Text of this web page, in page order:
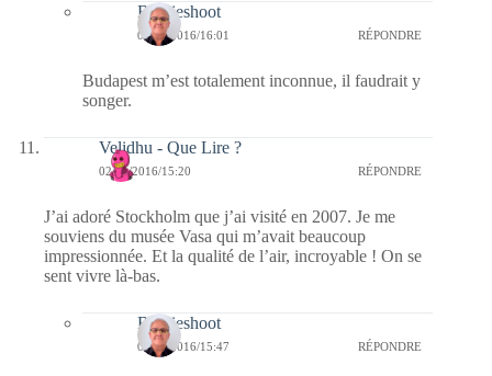
Bernieshoot
02/01/2016/16:01 RÉPONDRE
Budapest m’est totalement inconnue, il faudrait y
songer.
Velidhu - Que Lire ?
02/01/2016/15:20 RÉPONDRE
J’ai adoré Stockholm que j’ai visité en 2007. Je me
souviens du musée Vasa qui m’avait beaucoup
impressionnée. Et la qualité de l’air, incroyable ! On se
sent vivre là-bas.
Bernieshoot
02/01/2016/15:47 RÉPONDRE